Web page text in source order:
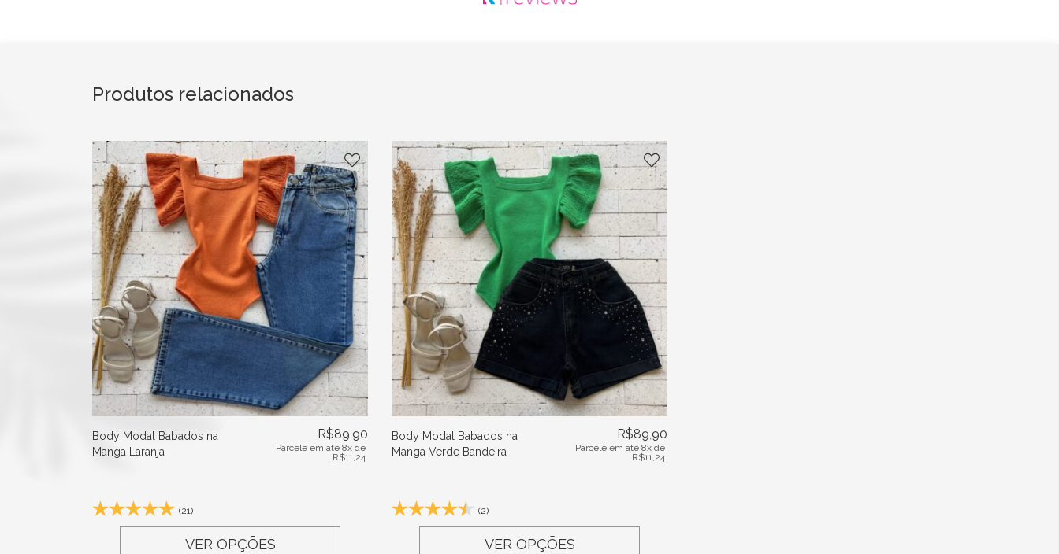
Produtos relacionados
Body Modal Babados na
Manga Laranja
R$89,90
Parcele em até 8x de
R$11,24
(21)
VER OPÇÕES
Body Modal Babados na
Manga Verde Bandeira
R$89,90
Parcele em até 8x de
R$11,24
(2)
VER OPÇÕES